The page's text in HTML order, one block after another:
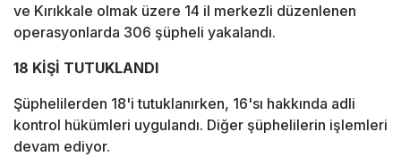
ve Kırıkkale olmak üzere 14 il merkezli düzenlenen
operasyonlarda 306 şüpheli yakalandı.
18 KİŞİ TUTUKLANDI
Şüphelilerden 18'i tutuklanırken, 16'sı hakkında adli
kontrol hükümleri uygulandı. Diğer şüphelilerin işlemleri
devam ediyor.